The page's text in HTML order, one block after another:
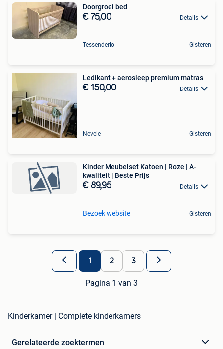
Doorgroei bed
€ 75,00 Details
Tessenderlo Gisteren
Ledikant + aerosleep premium matras
€ 150,00 Details
Nevele Gisteren
Kinder Meubelset Katoen | Roze | A-
kwaliteit | Beste Prijs
€ 89,95 Details
Bezoek website Gisteren
1 2 3
Pagina 1 van 3
Kinderkamer | Complete kinderkamers
Gerelateerde zoektermen